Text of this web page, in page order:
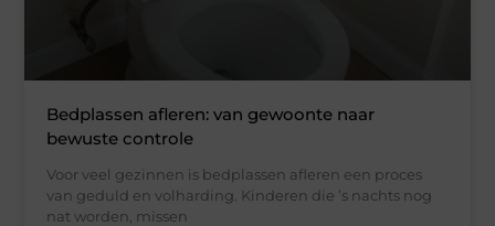
Bedplassen afleren: van gewoonte naar
bewuste controle
Voor veel gezinnen is bedplassen afleren een proces
van geduld en volharding. Kinderen die ’s nachts nog
nat worden, missen